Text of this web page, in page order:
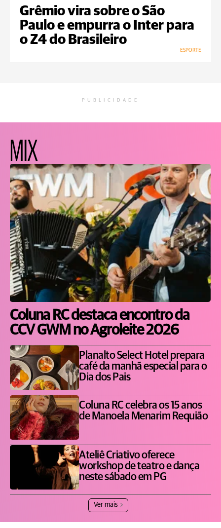
Grêmio vira sobre o São
Paulo e empurra o Inter para
o Z4 do Brasileiro
ESPORTE
PUBLICIDADE
MIX
Coluna RC destaca encontro da
CCV GWM no Agroleite 2026
Planalto Select Hotel prepara
café da manhã especial para o
Dia dos Pais
Coluna RC celebra os 15 anos
de Manoela Menarim Requião
Ateliê Criativo oferece
workshop de teatro e dança
neste sábado em PG
Ver mais